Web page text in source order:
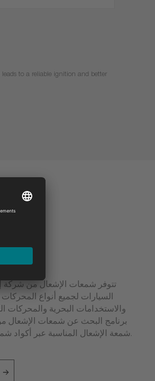
to a reliable ignition and better
تتوفر شمعات الإشعال من شركة
السيارات لجميع أنواع المحركات
والاستخدامات البحرية والمحركات
برنامج البحث عن شمعات الإشعال
شمعة الإشعال المناسبة عبر أكواد شمعات الإشعال من شركة إن جي كيه.